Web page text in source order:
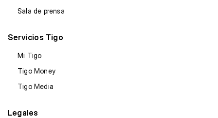
Sala de prensa
Servicios Tigo
Mi Tigo
Tigo Money
Tigo Media
Legales